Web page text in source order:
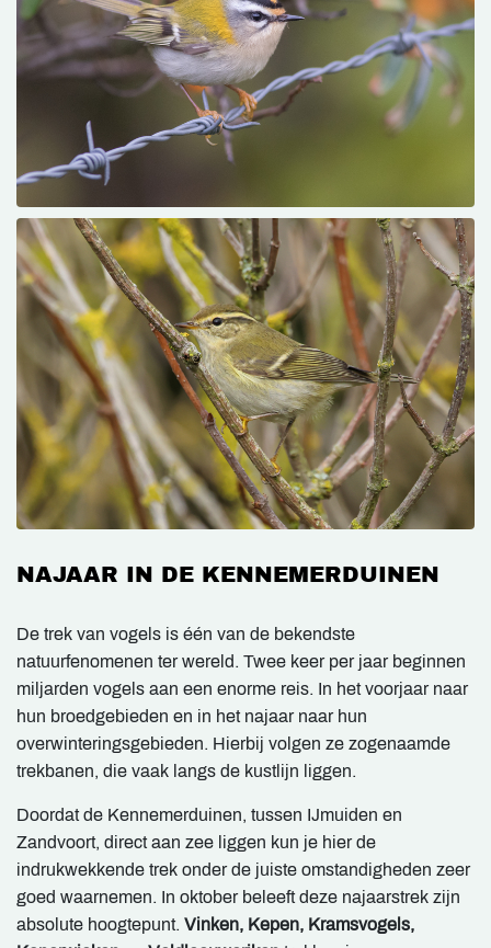
NAJAAR IN DE KENNEMERDUINEN
De trek van vogels is één van de bekendste
natuurfenomenen ter wereld. Twee keer per jaar beginnen
miljarden vogels aan een enorme reis. In het voorjaar naar
hun broedgebieden en in het najaar naar hun
overwinteringsgebieden. Hierbij volgen ze zogenaamde
trekbanen, die vaak langs de kustlijn liggen.
Doordat de Kennemerduinen, tussen IJmuiden en
Zandvoort, direct aan zee liggen kun je hier de
indrukwekkende trek onder de juiste omstandigheden zeer
goed waarnemen. In oktober beleeft deze najaarstrek zijn
absolute hoogtepunt. Vinken, Kepen, Kramsvogels,